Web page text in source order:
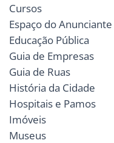
Cursos
Espaço do Anunciante
Educação Pública
Guia de Empresas
Guia de Ruas
História da Cidade
Hospitais e Pamos
Imóveis
Museus